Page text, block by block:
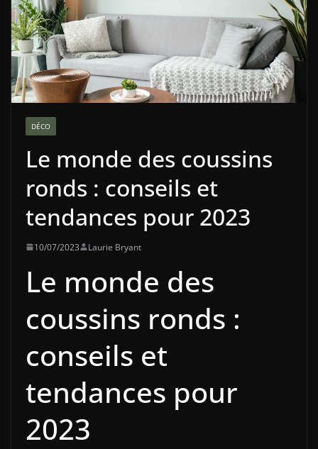
DÉCO
Le monde des coussins
ronds : conseils et
tendances pour 2023
10/07/2023 Laurie Bryant
Le monde des
coussins ronds :
conseils et
tendances pour
2023